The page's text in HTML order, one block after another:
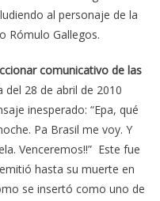
al personaje de la
Rómulo Gallegos.
comunicativo de las
28 de abril de 2010
inesperado: “Epa, qué
Pa Brasil me voy. Y
Venceremos!!” Este fue
hasta su muerte en
se insertó como uno de